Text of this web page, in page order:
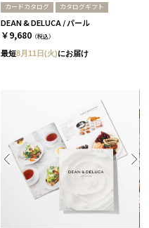
カードカタログ カタログギフト
DEAN & DELUCA / パール
￥9,680 （税込）
最短8月11日(火)にお届け